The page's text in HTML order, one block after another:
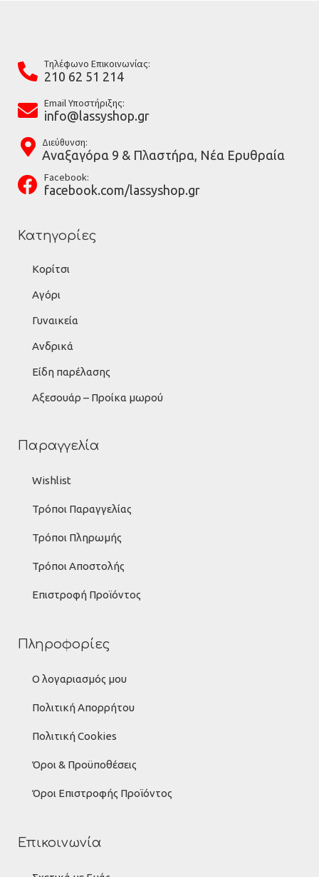
Tηλέφωνο Επικοινωνίας:
210 62 51 214
Email Υποστήριξης:
info@lassyshop.gr
Διεύθυνση:
Αναξαγόρα 9 & Πλαστήρα, Νέα Ερυθραία
Facebook:
facebook.com/lassyshop.gr
Κατηγορίες
Κορίτσι
Αγόρι
Γυναικεία
Ανδρικά
Είδη παρέλασης
Αξεσουάρ – Προίκα μωρού
Παραγγελία
Wishlist
Τρόποι Παραγγελίας
Τρόποι Πληρωμής
Τρόποι Αποστολής
Επιστροφή Προϊόντος
Πληροφορίες
Ο λογαριασμός μου
Πολιτική Απορρήτου
Πολιτική Cookies
Όροι & Προϋποθέσεις
Όροι Επιστροφής Προϊόντος
Επικοινωνία